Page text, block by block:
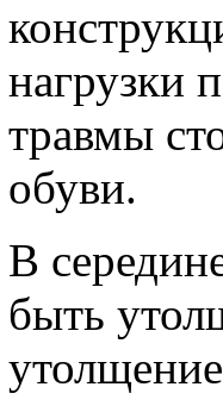
нагрузки
травмы
обуви.
В
быть